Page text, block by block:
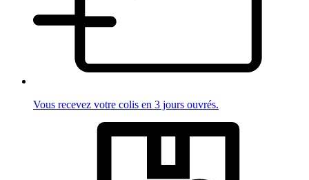
Vous recevez votre colis en 3 jours ouvrés.